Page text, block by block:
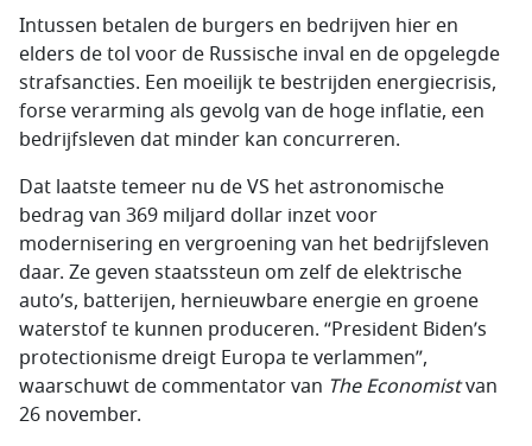
Intussen betalen de burgers en bedrijven hier en
elders de tol voor de Russische inval en de opgelegde
strafsancties. Een moeilijk te bestrijden energiecrisis,
forse verarming als gevolg van de hoge inflatie, een
bedrijfsleven dat minder kan concurreren.
Dat laatste temeer nu de VS het astronomische
bedrag van 369 miljard dollar inzet voor
modernisering en vergroening van het bedrijfsleven
daar. Ze geven staatssteun om zelf de elektrische
auto’s, batterijen, hernieuwbare energie en groene
waterstof te kunnen produceren. “President Biden’s
protectionisme dreigt Europa te verlammen”,
waarschuwt de commentator van The Economistvan
26 november.